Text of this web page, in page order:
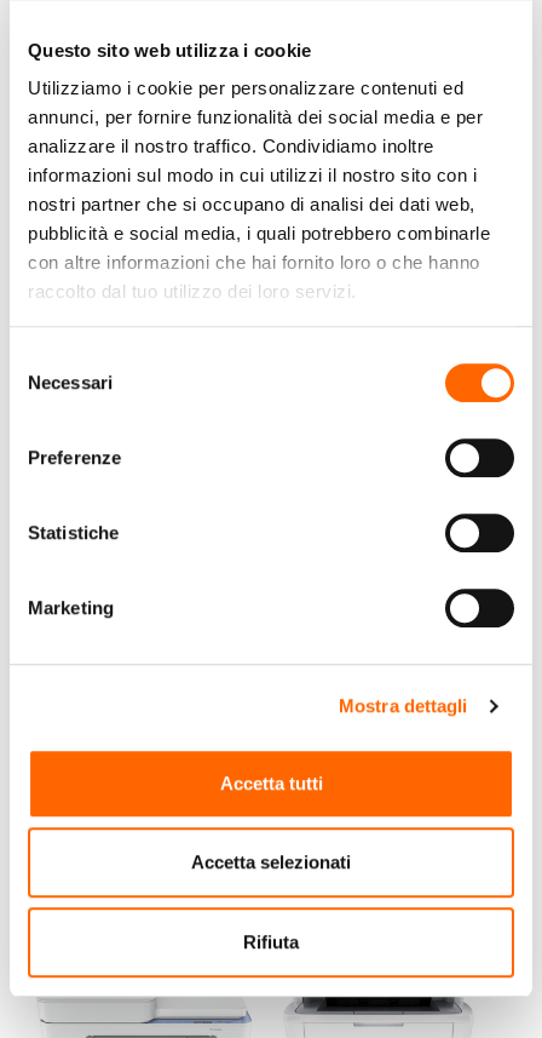
Questo sito web utilizza i cookie
Utilizziamo i cookie per personalizzare contenuti ed
annunci, per fornire funzionalità dei social media e per
analizzare il nostro traffico. Condividiamo inoltre
informazioni sul modo in cui utilizzi il nostro sito con i
nostri partner che si occupano di analisi dei dati web,
pubblicità e social media, i quali potrebbero combinarle
con altre informazioni che hai fornito loro o che hanno
raccolto dal tuo utilizzo dei loro servizi.
delNecessari
Preferenze
Statistiche
Marketing
Mostra dettagli
Accetta tutti
Accetta selezionati
Rifiuta
BROTHER
Brother DCP-
L2627DWE stampante
multifunzione Laser A4
1200 x 1200 DPI 32 ppm
Wi-Fi
€179,00 (IVA incl.)
Vai al prodotto
EPSON
Epson EcoTank ET-4800
stampante multifunzione
inkjet 4-in-1 A4, serbatoi
ricaricabili alta capacità,
5 flaconi inclusi pari a
14000pag B/N 5200pag
€329,99 (IVA incl.)
Vai al prodotto
Vai al prodotto
Colore, Stampante per
Casa, Stampa, copia,
scansione, scansione
verso PDF
Vai al prodotto